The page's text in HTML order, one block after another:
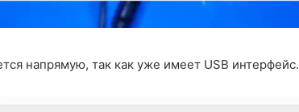
напрямую, так как уже имеет USB интерфейс.